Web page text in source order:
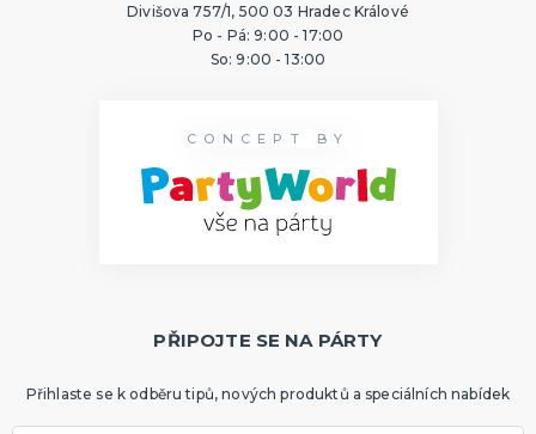
Divišova 757/1, 500 03 Hradec Králové
Po - Pá: 9:00 - 17:00
So: 9:00 - 13:00
CONCEPT BY
PŘIPOJTE SE NA PÁRTY
Přihlaste se k odběru tipů, nových produktů a speciálních nabídek